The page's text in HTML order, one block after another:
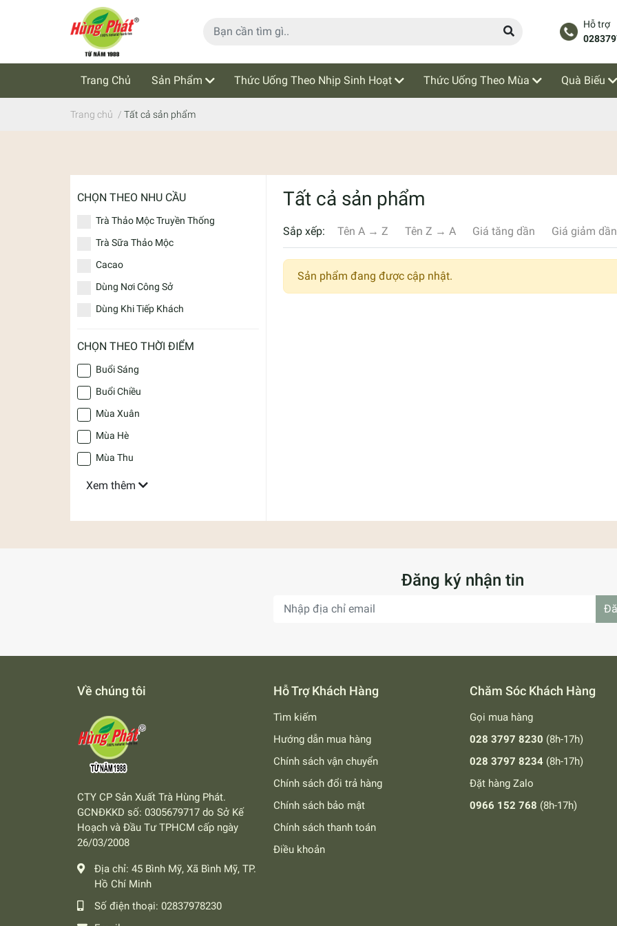
Hỗ trợ
Trang Chủ Sản Phẩm Thức Uống Theo Nhịp Sinh Hoạt Thức Uống Theo Mùa Quà Biếu
Cẩm Nang Trà Thảo Mộc
Trang chủ / Tất cả sản phẩm
Tất cả sản phẩm
Sắp xếp: Tên A → Z Tên Z → A Giá tăng dần Giá giảm dần
Sản phẩm đang được cập nhật.
CHỌN THEO NHU CẦU
Trà Thảo Mộc Truyền Thống
Trà Sữa Thảo Mộc
Cacao
Dùng Nơi Công Sở
Dùng Khi Tiếp Khách
CHỌN THEO THỜI ĐIỂM
Buổi Sáng
Buổi Chiều
Mùa Xuân
Mùa Hè
Mùa Thu
Xem thêm
Đăng ký nhận tin
Về chúng tôi
CTY CP Sản Xuất Trà Hùng Phát.
GCNĐKKD số: 0305679717 do Sở Kế
Hoạch và Đầu Tư TPHCM cấp ngày
26/03/2008
Địa chỉ: 45 Bình Mỹ, Xã Bình Mỹ, TP.
Hồ Chí Minh
Số điện thoại: 02837978230
Hỗ Trợ Khách Hàng
Tìm kiếm
Hướng dẫn mua hàng
Chính sách vận chuyển
Chính sách đổi trả hàng
Chính sách bảo mật
Chính sách thanh toán
Điều khoản
Chăm Sóc Khách Hàng
Gọi mua hàng
028 3797 8230 (8h-17h)
028 3797 8234 (8h-17h)
Đặt hàng Zalo
0966 152 768 (8h-17h)